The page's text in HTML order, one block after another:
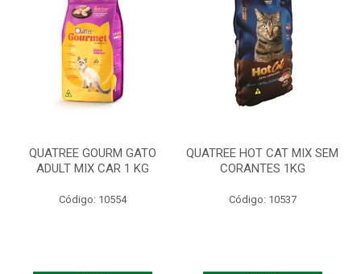
QUATREE GOURM GATO
ADULT MIX CAR 1 KG
Código: 10554
QUATREE HOT CAT MIX SEM
CORANTES 1KG
Código: 10537